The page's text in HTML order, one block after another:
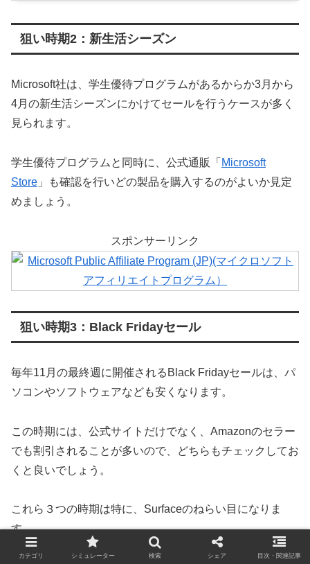
狙い時期2：新生活シーズン
Microsoft社は、学生優待プログラムがあるからか3月から
4月の新生活シーズンにかけてセールを行うケースが多く
見られます。
学生優待プログラムと同時に、公式通販「 Microsoft
Store 」も確認を行いどの製品を購入するのがよいか見定
めましょう。
スポンサーリンク
狙い時期3：Black Fridayセール
毎年11月の最終週に開催されるBlack Fridayセールは、パ
ソコンやソフトウェアなども安くなります。
この時期には、公式サイトだけでなく、Amazonのセラー
でも割引されることが多いので、どちらもチェックしてお
くと良いでしょう。
これら３つの時期は特に、Surfaceのねらい目になりま
す。
カテゴリ シミュレーター 検索 シェア 目次・関連記事